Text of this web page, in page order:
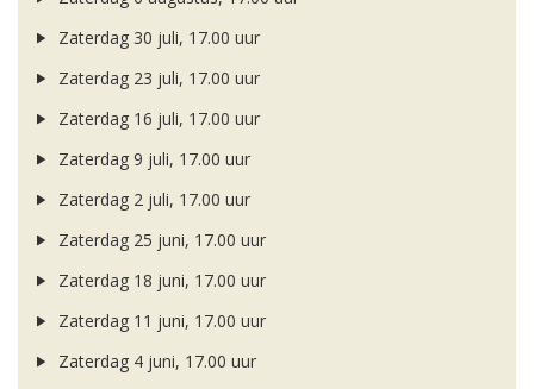
Zaterdag 30 juli, 17.00 uur
Zaterdag 23 juli, 17.00 uur
Zaterdag 16 juli, 17.00 uur
Zaterdag 9 juli, 17.00 uur
Zaterdag 2 juli, 17.00 uur
Zaterdag 25 juni, 17.00 uur
Zaterdag 18 juni, 17.00 uur
Zaterdag 11 juni, 17.00 uur
Zaterdag 4 juni, 17.00 uur